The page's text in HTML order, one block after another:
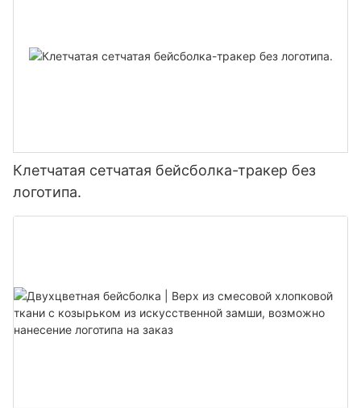
Клетчатая сетчатая бейсболка-тракер без
логотипа.